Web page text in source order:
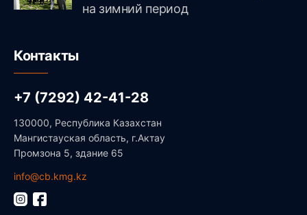
на зимний период
Контакты
+7 (7292) 42-41-28
130000, Республика Казахстан
Мангистауская область, г.Актау
Промзона 5, здание 65
info@cb.kmg.kz